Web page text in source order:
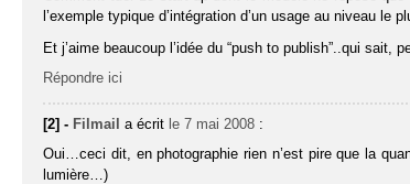
l’exemple typique d’intégration d’un usage au niveau le
Et j’aime beaucoup l’idée du “push to publish”..qui sait,
Répondre ici
[2] - Filmail a écrit le 7 mai 2008 :
Oui…ceci dit, en photographie rien n’est pire que la
lumière…)